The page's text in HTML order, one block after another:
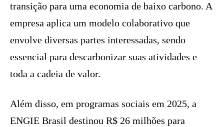
transição para uma economia de baixo carbono. A
empresa aplica um modelo colaborativo que
envolve diversas partes interessadas, sendo
essencial para descarbonizar suas atividades e
toda a cadeia de valor.
Além disso, em programas sociais em 2025, a
ENGIE Brasil destinou R$ 26 milhões para